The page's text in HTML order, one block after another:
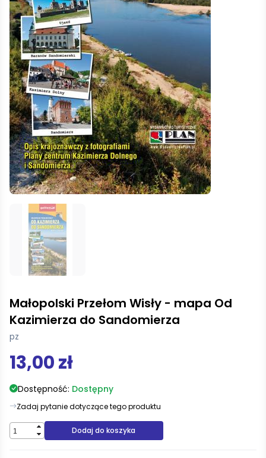
Małopolski Przełom Wisły - mapa Od
Kazimierza do Sandomierza
pz
13,00 zł
Dostępność: Dostępny
Zadaj pytanie dotyczące tego produktu
Dodaj do koszyka